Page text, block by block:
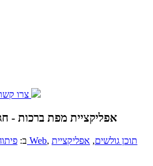
צרו
אפליקציית מפת ברכות - חגיגות 10 שנים
ב: פיתוח אפליקציות Web, תוכן גולשים, אפליקציית